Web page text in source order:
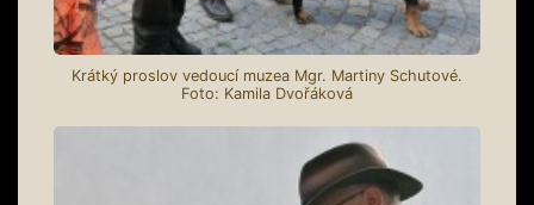
Krátký proslov vedoucí muzea Mgr. Martiny Schutové.
Foto: Kamila Dvořáková